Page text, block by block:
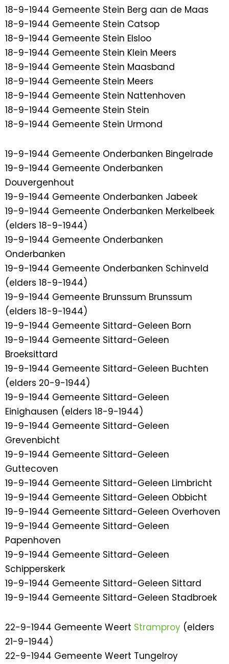
18-9-1944 Gemeente Stein Berg aan de Maas
18-9-1944 Gemeente Stein Catsop
18-9-1944 Gemeente Stein Elsloo
18-9-1944 Gemeente Stein Klein Meers
18-9-1944 Gemeente Stein Maasband
18-9-1944 Gemeente Stein Meers
18-9-1944 Gemeente Stein Nattenhoven
18-9-1944 Gemeente Stein Stein
18-9-1944 Gemeente Stein Urmond
19-9-1944 Gemeente Onderbanken Bingelrade
19-9-1944 Gemeente Onderbanken
Douvergenhout
19-9-1944 Gemeente Onderbanken Jabeek
19-9-1944 Gemeente Onderbanken Merkelbeek
(elders 18-9-1944)
19-9-1944 Gemeente Onderbanken
Onderbanken
19-9-1944 Gemeente Onderbanken Schinveld
(elders 18-9-1944)
19-9-1944 Gemeente Brunssum Brunssum
(elders 18-9-1944)
19-9-1944 Gemeente Sittard-Geleen Born
19-9-1944 Gemeente Sittard-Geleen
Broeksittard
19-9-1944 Gemeente Sittard-Geleen Buchten
(elders 20-9-1944)
19-9-1944 Gemeente Sittard-Geleen
Einighausen (elders 18-9-1944)
19-9-1944 Gemeente Sittard-Geleen
Grevenbicht
19-9-1944 Gemeente Sittard-Geleen
Guttecoven
19-9-1944 Gemeente Sittard-Geleen Limbricht
19-9-1944 Gemeente Sittard-Geleen Obbicht
19-9-1944 Gemeente Sittard-Geleen Overhoven
19-9-1944 Gemeente Sittard-Geleen
Papenhoven
19-9-1944 Gemeente Sittard-Geleen
Schipperskerk
19-9-1944 Gemeente Sittard-Geleen Sittard
19-9-1944 Gemeente Sittard-Geleen Stadbroek
22-9-1944 Gemeente Weert Stramproy (elders
21-9-1944)
22-9-1944 Gemeente Weert Tungelroy